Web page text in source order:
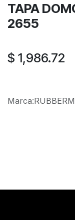
TAPA
2655
$ 1,986.72
Marca: